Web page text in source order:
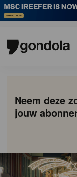
Neem deze
jouw
Gondola
academy
Gondola
society